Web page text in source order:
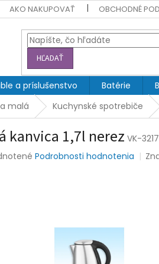
AKO NAKUPOVAŤ OBCHODNÉ
HĽADAŤ
a príslušenstvo Batérie
malá Kuchynské spotrebiče
kanvica 1,7l nerez VK-
Podrobnosti hodnotenia